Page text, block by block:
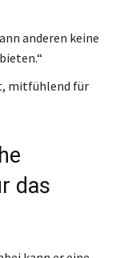
anderen keine
mitfühlend für
das